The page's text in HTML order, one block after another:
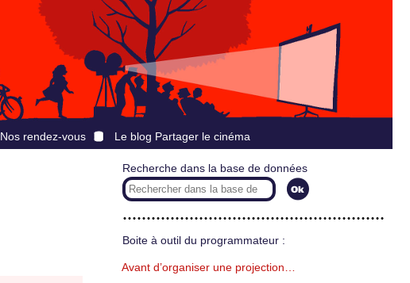
Nos rendez-vous Le blog Partager le cinéma
Recherche dans la base de données
Boite à outil du programmateur :
Avant d’organiser une projection…